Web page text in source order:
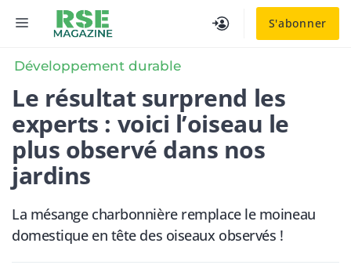
S'abonner
MENU
Développement durable
Le résultat surprend les
experts : voici l’oiseau le
plus observé dans nos
jardins
La mésange charbonnière remplace le moineau
domestique en tête des oiseaux observés !